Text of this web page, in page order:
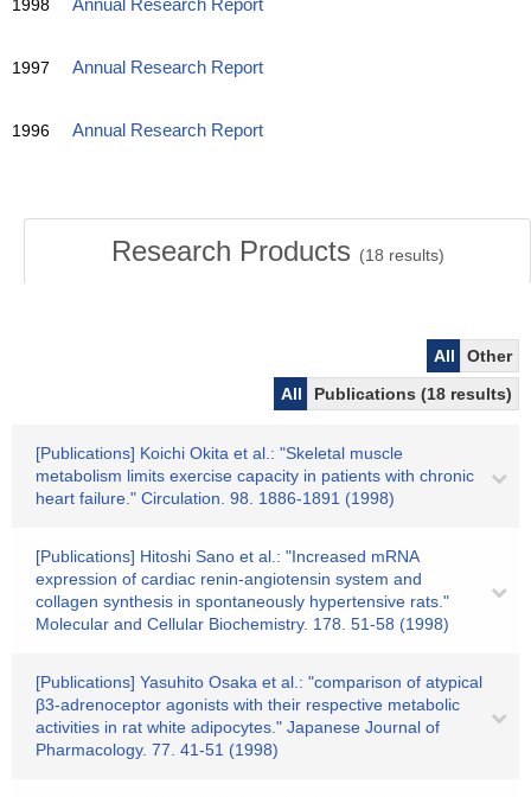
1998 Annual Research Report
1997 Annual Research Report
1996 Annual Research Report
Research Products (18 results)
All
Other
All
Publications (18 results)
[Publications] Koichi Okita et al.: "Skeletal muscle
metabolism limits exercise capacity in patients with chronic
heart failure." Circulation. 98. 1886-1891 (1998)
[Publications] Hitoshi Sano et al.: "Increased mRNA
expression of cardiac renin-angiotensin system and
collagen synthesis in spontaneously hypertensive rats."
Molecular and Cellular Biochemistry. 178. 51-58 (1998)
[Publications] Yasuhito Osaka et al.: "comparison of atypical
β3-adrenoceptor agonists with their respective metabolic
activities in rat white adipocytes." Japanese Journal of
Pharmacology. 77. 41-51 (1998)